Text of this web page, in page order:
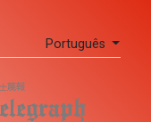
Português